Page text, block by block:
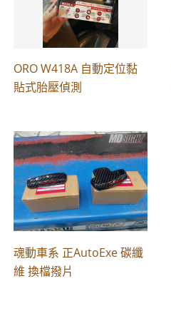
ORO W418A 自動定位黏
貼式胎壓偵測
魂動車系 正AutoExe 碳纖
維 換檔撥片